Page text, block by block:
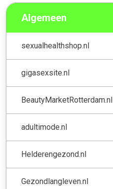
Algemeen
sexualhealthshop.nl
gigasexsite.nl
BeautyMarketRotterdam.nl
adultimode.nl
Helderengezond.nl
Gezondlangleven.nl